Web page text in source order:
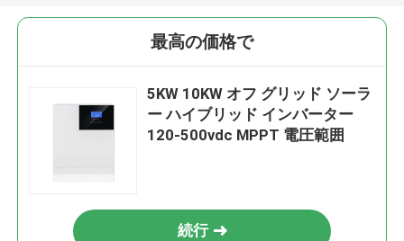
最高の価格で
5KW 10KW オフ グリッド ソーラ
ー ハイブリッド インバーター
120-500vdc MPPT 電圧範囲
続行